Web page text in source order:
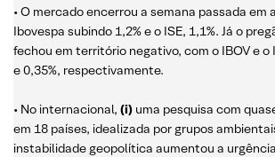
• O mercado encerrou a semana passada em
Ibovespa subindo 1,2% e o ISE, 1,1%. Já o
fechou em território negativo, com o IBOV e o
e 0,35%, respectivamente.
• No internacional, (i) uma pesquisa com
em 18 países, idealizada por grupos
instabilidade geopolítica aumentou a